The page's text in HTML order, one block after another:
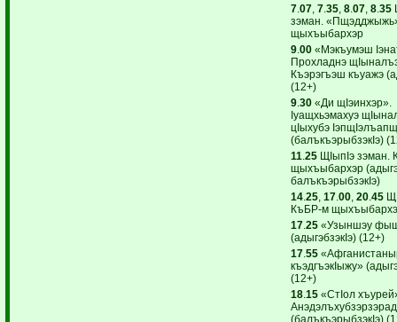
7. 07, 7. 35, 8. 07, 8. 35
зэман.
щыхъыбархэр
9. 00«Мэкъумэш
Прохладнэ
Къэрэгъэш къуажэ
(12+)
9. 30«Ди щIэинхэр».
Iуащхьэмахуэ
цIыхубэ
(балъкъэрыбзэкIэ)
11 25ЩIыпIэ зэман.
щыхъыбархэр
балъкъэрыбзэкIэ)
14. 25, 17. 00, 20. 45
КъБР-м
17. 25«Узыншэу
(адыгэбзэкIэ) (12+)
17. 55
къэдгъэкIыжу»
(12+)
18. 15«СтIол
(балъкъэрыбзэкIэ)